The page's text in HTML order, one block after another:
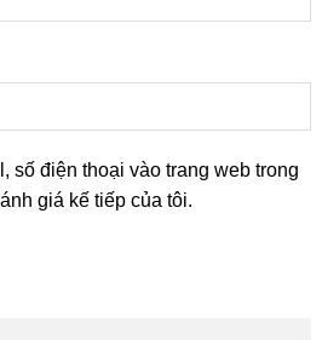
số điện thoại vào trang web trong
giá kế tiếp của tôi.